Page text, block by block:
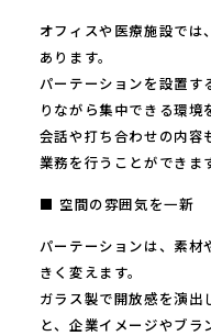
オフィスや医療施設では
あります。
パーテーションを設置す
りながら集中できる環境
会話や打ち合わせの内容
業務を行うことができま
■ 空間の雰囲気を一新
パーテーションは、素材
きく変えます。
ガラス製で開放感を演出
と、企業イメージやブ